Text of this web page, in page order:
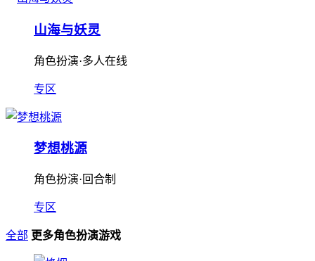
山海与妖灵
角色扮演·多人在线
专区
梦想桃源
角色扮演·回合制
专区
全部 更多角色扮演游戏